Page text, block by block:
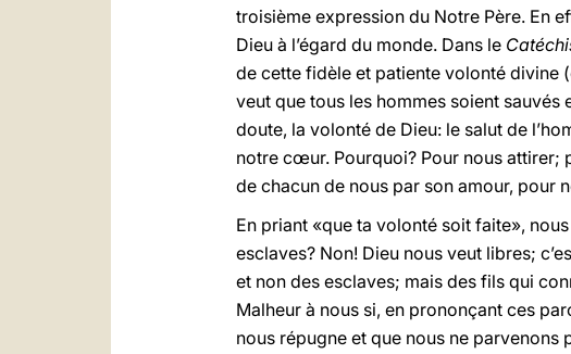
troisième expression du Notre Père. En
Dieu à l’égard du monde. Dans le
de cette fidèle et patiente volonté divine
veut que tous les hommes soient sauvés
doute, la volonté de Dieu: le salut de
notre cœur. Pourquoi? Pour nous attirer;
de chacun de nous par son amour, pour
En priant «que ta volonté soit faite»,
esclaves? Non! Dieu nous veut libres;
et non des esclaves; mais des fils qui
Malheur à nous si, en prononçant ces
nous répugne et que nous ne parvenons